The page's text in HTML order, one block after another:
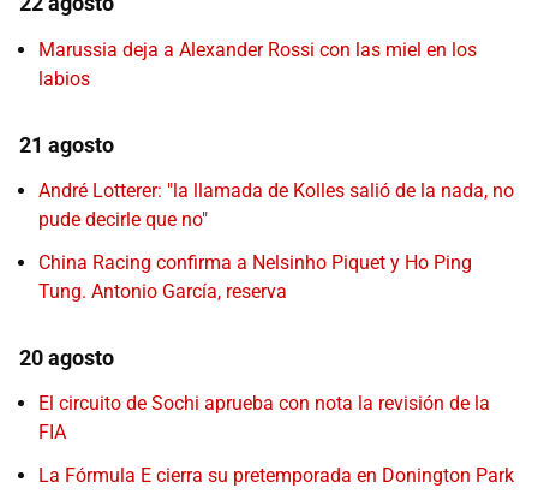
Marussia deja a Alexander Rossi con las miel en los
labios
21 agosto
André Lotterer: "la llamada de Kolles salió de la nada, no
pude decirle que no"
China Racing confirma a Nelsinho Piquet y Ho Ping
Tung. Antonio García, reserva
20 agosto
El circuito de Sochi aprueba con nota la revisión de la
FIA
La Fórmula E cierra su pretemporada en Donington Park